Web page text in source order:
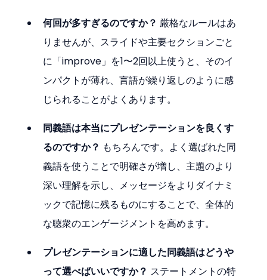
何回が多すぎるのですか？ 厳格なルールはあ
りませんが、スライドや主要セクションごと
に「improve」を1〜2回以上使うと、そのイ
ンパクトが薄れ、言語が繰り返しのように感
じられることがよくあります。
同義語は本当にプレゼンテーションを良くす
るのですか？ もちろんです。よく選ばれた同
義語を使うことで明確さが増し、主題のより
深い理解を示し、メッセージをよりダイナミ
ックで記憶に残るものにすることで、全体的
な聴衆のエンゲージメントを高めます。
プレゼンテーションに適した同義語はどうや
って選べばいいですか？ ステートメントの特